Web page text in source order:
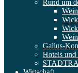
Rund um
Gallus-
Hotels und